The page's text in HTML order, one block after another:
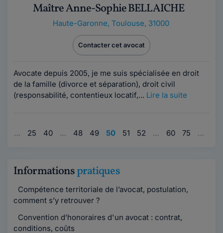
Maître Anne-Sophie BELLAICHE
Haute-Garonne, Toulouse, 31000
Contacter cet avocat
Avocate depuis 2005, je me suis spécialisée en droit
de la famille (divorce et séparation), droit civil
(responsabilité, contentieux locatif,... Lire la suite
… 25 40 … 48 49 50 51 52 … 60 75 …
Informationspratiques
Compétence territoriale de l’avocat, postulation,
comment s’y retrouver ?
Convention d’honoraires d'un avocat : contrat,
conditions, coûts